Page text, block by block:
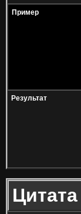
Пример
Результат
Цитата